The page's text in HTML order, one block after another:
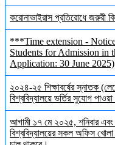
করোনাভাইরাস প্রতিরোধে জরুরী
***Time extension -
Students for Admission in
Application: 30 June 2025)
২০২৪-২৫ শিক্ষাবর্ষের স্নাতক
বিশ্ববিদ্যালয়ে ভর্তির সুযোগ
আগামী ১৭ মে ২০২৫, শনিবার এবং
বিশ্ববিদ্যালয়ের সকল অফিস খোলা